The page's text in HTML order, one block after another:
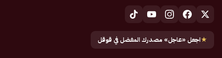
★اجعل «عاجل» مصدرك المفضل في قوقل